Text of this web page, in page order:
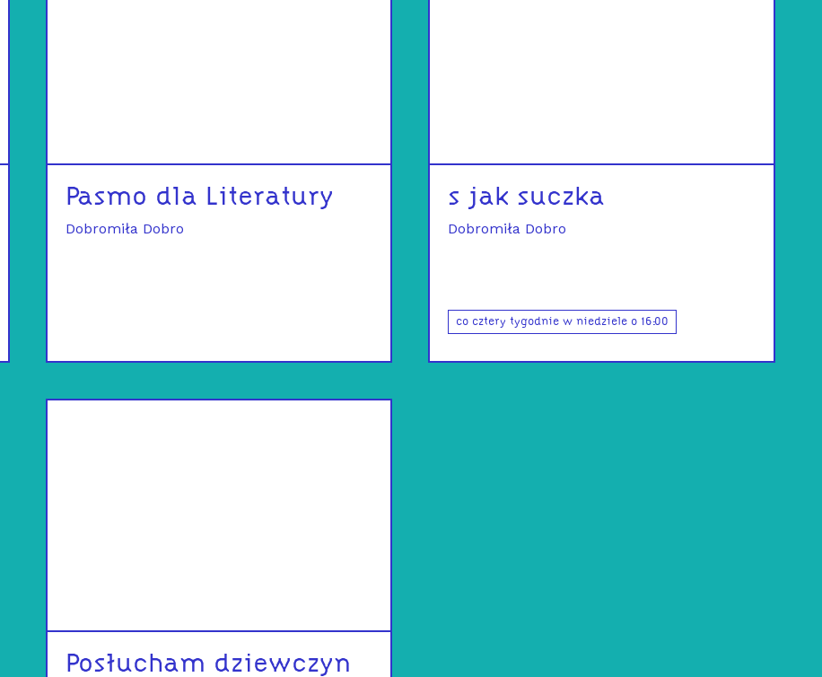
Pasmo dla Literatury
Dobromiła Dobro
s jak suczka
Dobromiła Dobro
co cztery tygodnie w niedziele o 16:00
Posłucham dziewczyn